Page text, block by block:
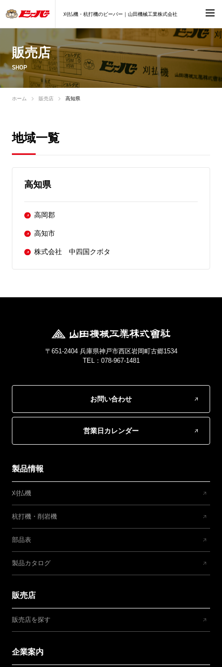
刈払機・杭打機のビーバー｜山田機械工業株式会社
販売店
SHOP
ホーム 販売店 高知県
地域一覧
高知県
高岡郡
高知市
株式会社 中四国クボタ
〒651-2404 兵庫県神戸市西区岩岡町古郷1534
TEL：078-967-1481
お問い合わせ
営業日カレンダー
製品情報
刈払機
杭打機・削岩機
部品表
製品カタログ
販売店
販売店を探す
企業案内